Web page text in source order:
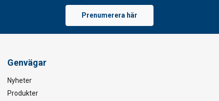
Prenumerera här
Genvägar
Nyheter
Produkter